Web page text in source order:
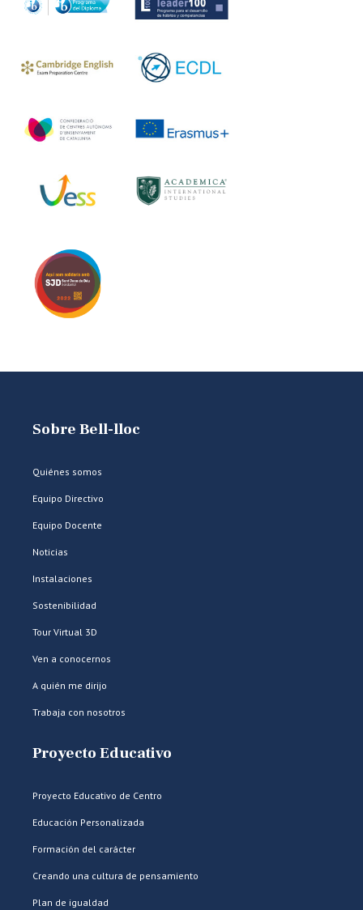
Sobre Bell-lloc
Quiénes somos
Equipo Directivo
Equipo Docente
Noticias
Instalaciones
Sostenibilidad
Tour Virtual 3D
Ven a conocernos
A quién me dirijo
Trabaja con nosotros
Proyecto Educativo
Proyecto Educativo de Centro
Educación Personalizada
Formación del carácter
Creando una cultura de pensamiento
Plan de igualdad